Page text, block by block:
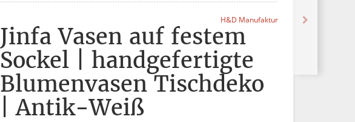
H&D Manufaktur
Jinfa Vasen auf festem
Sockel | handgefertigte
Blumenvasen Tischdeko
| Antik-Weiß